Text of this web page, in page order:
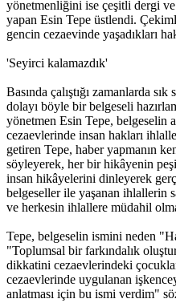
yönetmenliğini ise çeşitli dergi
yapan Esin Tepe üstlendi.
gencin cezaevinde yaşadıkları
'Seyirci kalamazdık'
Basında çalıştığı zamanlarda sık
dolayı böyle bir belgeseli
yönetmen Esin Tepe, belgeselin
cezaevlerinde insan hakları
getiren Tepe, haber yapmanın
söyleyerek, her bir hikâyenin
insan hikâyelerini dinleyerek
belgeseller ile yaşanan ihlallerin
ve herkesin ihlallere müdahil
Tepe, belgeselin ismini neden
"Toplumsal bir farkındalık
dikkatini cezaevlerindeki
cezaevlerinde uygulanan
anlatması için bu ismi verdim"